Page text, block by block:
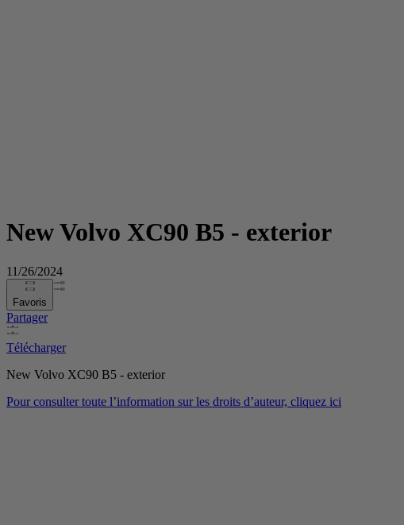
New Volvo XC90 B5 - exterior
11/26/2024
Favoris
Partager
Télécharger
New Volvo XC90 B5 - exterior
Pour consulter toute l’information sur les droits d’auteur, cliquez ici